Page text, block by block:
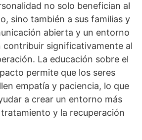
no solo benefician al
sino también a sus familias y
abierta y un entorno
contribuir significativamente al
La educación sobre el
permite que los seres
empatí­a y paciencia, lo que
a crear un entorno más
y la recuperación